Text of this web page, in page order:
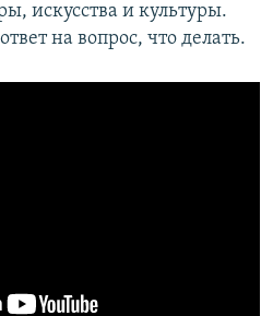
искусства и культуры.
на вопрос, что делать.